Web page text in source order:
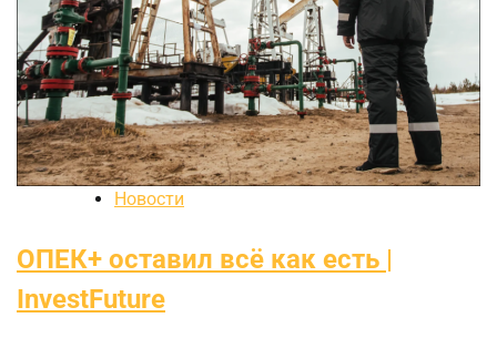
Новости
ОПЕК+ оставил всё как есть |
InvestFuture